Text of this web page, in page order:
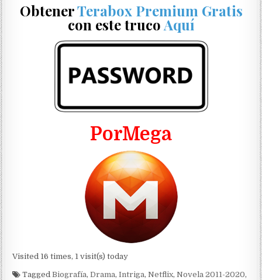
ObtenerTerabox Premium Gratis
con este truco Aquí
PorMega
Visited 16 times, 1 visit(s) today
TaggedBiografía,Drama,Intriga,Netflix,Novela 2011-2020,